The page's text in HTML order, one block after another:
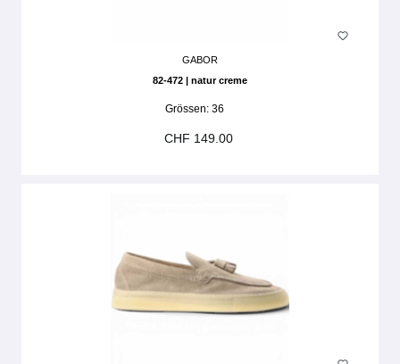
GABOR
82-472 | natur creme
Grössen: 36
CHF 149.00